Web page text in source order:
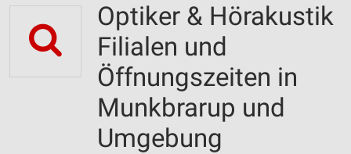
Optiker & Hörakustik
Filialen und
Öffnungszeiten in
Munkbrarup und
Umgebung